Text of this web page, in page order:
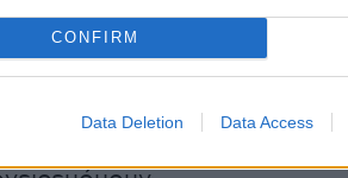
CONFIRM
Data Deletion Data Access
να μην αρχίσει από το
θέλησε αμέσως να βάλει
το να πάρω ένα
σε ηλικία 24 ετών, αλλά το